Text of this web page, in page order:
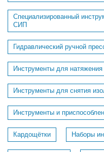
Специализированный
СИП
Гидравлический ручной
Инструменты для
Инструменты для снятия
Инструменты и
Кардощётки Наборы